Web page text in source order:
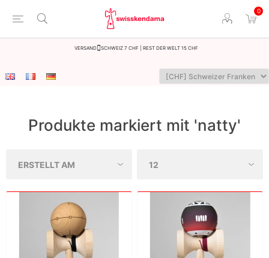
0
Versand Schweiz 7 CHF | Rest der Welt 15 CHF
Produkte markiert mit 'natty'